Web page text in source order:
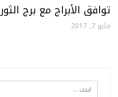
توافق الأبراج مع برج الثور
مايو 7, 2017